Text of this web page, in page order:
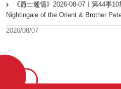
《爵士鍾情》2026-08-07︱第44季
Nightingale of the Orient & Brother
2026/08/07